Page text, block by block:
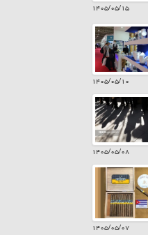
۱۴۰۵/۰۵/۱۵
۱۴۰۵/۰۵/۱۰
۱۴۰۵/۰۵/۰۸
۱۴۰۵/۰۵/۰۷